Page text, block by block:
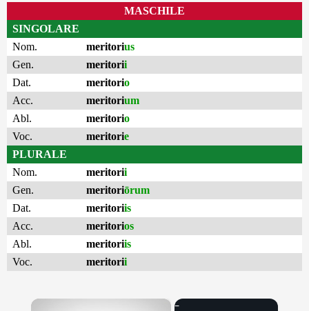
MASCHILE
SINGOLARE
Nom.
meritorius
Gen.
meritorii
Dat.
meritorio
Acc.
meritorium
Abl.
meritorio
Voc.
meritorie
PLURALE
Nom.
meritorii
Gen.
meritoriōrum
Dat.
meritoriis
Acc.
meritorios
Abl.
meritoriis
Voc.
meritorii
×